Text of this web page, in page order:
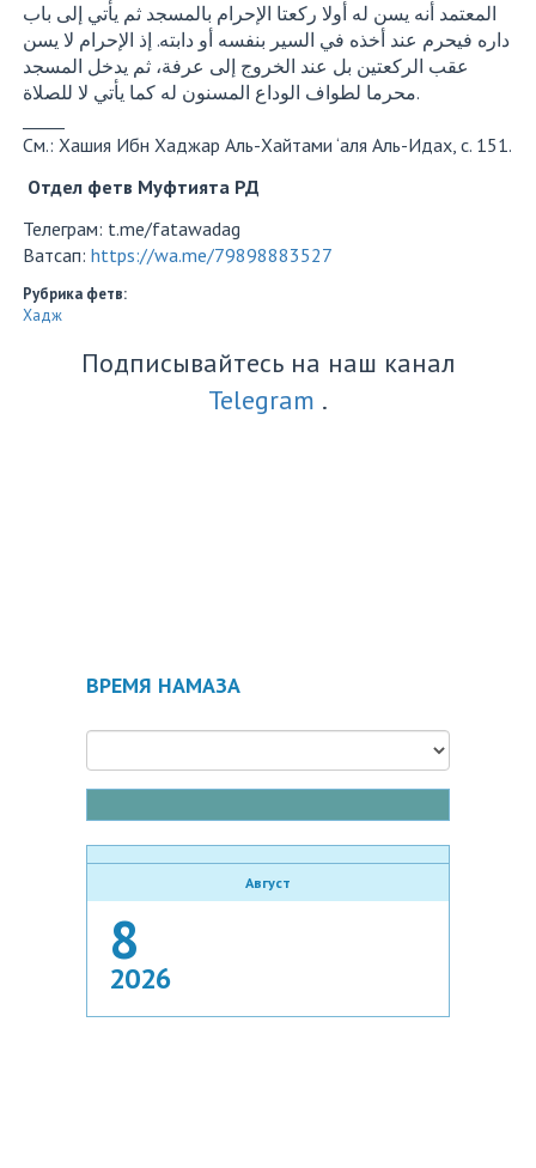
المعتمد أنه يسن له أولا ركعتا الإحرام بالمسجد ثم يأتي إلى باب
داره فيحرم عند أخذه في السير بنفسه أو دابته. إذ الإحرام لا يسن
عقب الركعتين بل عند الخروج إلى عرفة، ثم يدخل المسجد
محرما لطواف الوداع المسنون له كما يأتي لا للصلاة.
См.: Хашия Ибн Хаджар Аль-Хайтами ‘аля Аль-Идах, с. 151.
Отдел фетв Муфтията РД
Телеграм: t.me/fatawadag
Ватсап: https://wa.me/79898883527
Рубрика фетв:
Хадж
Подписывайтесь на наш канал
Telegram .
ВРЕМЯ НАМАЗА
Август
8
2026